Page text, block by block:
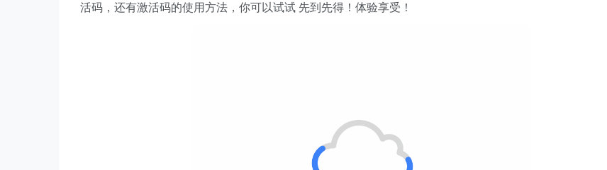
活码，还有激活码的使用方法，你可以试试 先到先得！体验享受！